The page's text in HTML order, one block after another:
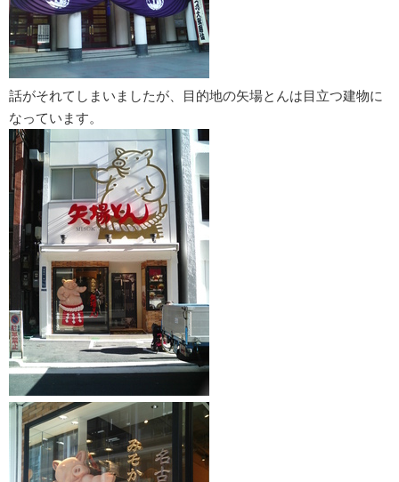
話がそれてしまいましたが、目的地の矢場とんは目立つ建物に
なっています。